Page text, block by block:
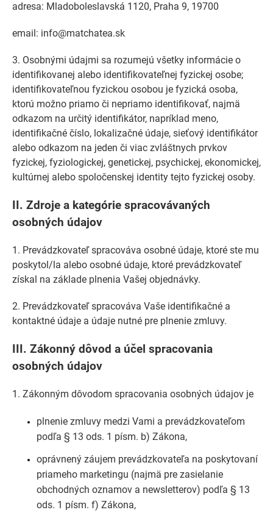
adresa: Mladoboleslavská 1120, Praha 9, 19700
email: info@matchatea.sk
3. Osobnými údajmi sa rozumejú všetky informácie o
identifikovanej alebo identifikovateľnej fyzickej osobe;
identifikovateľnou fyzickou osobou je fyzická osoba,
ktorú možno priamo či nepriamo identifikovať, najmä
odkazom na určitý identifikátor, napríklad meno,
identifikačné číslo, lokalizačné údaje, sieťový identifikátor
alebo odkazom na jeden či viac zvláštnych prvkov
fyzickej, fyziologickej, genetickej, psychickej, ekonomickej,
kultúrnej alebo spoločenskej identity tejto fyzickej osoby.
II. Zdroje a kategórie spracovávaných
osobných údajov
1. Prevádzkovateľ spracováva osobné údaje, ktoré ste mu
poskytol/la alebo osobné údaje, ktoré prevádzkovateľ
získal na základe plnenia Vašej objednávky.
2. Prevádzkovateľ spracováva Vaše identifikačné a
kontaktné údaje a údaje nutné pre plnenie zmluvy.
III. Zákonný dôvod a účel spracovania
osobných údajov
1. Zákonným dôvodom spracovania osobných údajov je
plnenie zmluvy medzi Vami a prevádzkovateľom
podľa § 13 ods. 1 písm. b) Zákona,
oprávnený záujem prevádzkovateľa na poskytovaní
priameho marketingu (najmä pre zasielanie
obchodných oznamov a newsletterov) podľa § 13
ods. 1 písm. f) Zákona,